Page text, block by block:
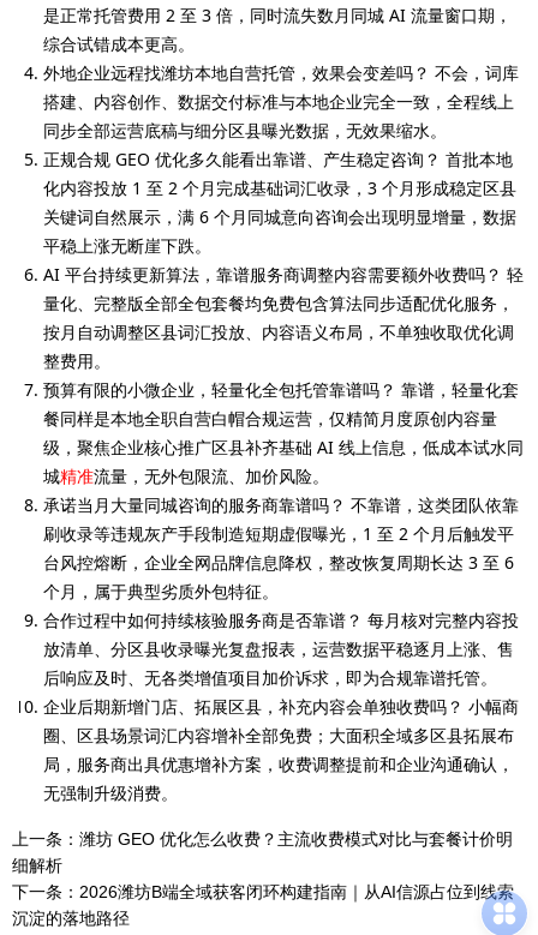
是正常托管费用 2 至 3 倍，同时流失数月同城 AI 流量窗口期，
综合试错成本更高。
外地企业远程找潍坊本地自营托管，效果会变差吗？ 不会，词库
搭建、内容创作、数据交付标准与本地企业完全一致，全程线上
同步全部运营底稿与细分区县曝光数据，无效果缩水。
正规合规 GEO 优化多久能看出靠谱、产生稳定咨询？ 首批本地
化内容投放 1 至 2 个月完成基础词汇收录，3 个月形成稳定区县
关键词自然展示，满 6 个月同城意向咨询会出现明显增量，数据
平稳上涨无断崖下跌。
AI 平台持续更新算法，靠谱服务商调整内容需要额外收费吗？ 轻
量化、完整版全部全包套餐均免费包含算法同步适配优化服务，
按月自动调整区县词汇投放、内容语义布局，不单独收取优化调
整费用。
预算有限的小微企业，轻量化全包托管靠谱吗？ 靠谱，轻量化套
餐同样是本地全职自营白帽合规运营，仅精简月度原创内容量
级，聚焦企业核心推广区县补齐基础 AI 线上信息，低成本试水同
城精准流量，无外包限流、加价风险。
承诺当月大量同城咨询的服务商靠谱吗？ 不靠谱，这类团队依靠
刷收录等违规灰产手段制造短期虚假曝光，1 至 2 个月后触发平
台风控熔断，企业全网品牌信息降权，整改恢复周期长达 3 至 6
个月，属于典型劣质外包特征。
合作过程中如何持续核验服务商是否靠谱？ 每月核对完整内容投
放清单、分区县收录曝光复盘报表，运营数据平稳逐月上涨、售
后响应及时、无各类增值项目加价诉求，即为合规靠谱托管。
企业后期新增门店、拓展区县，补充内容会单独收费吗？ 小幅商
圈、区县场景词汇内容增补全部免费；大面积全域多区县拓展布
局，服务商出具优惠增补方案，收费调整提前和企业沟通确认，
无强制升级消费。
上一条： 潍坊 GEO 优化怎么收费？主流收费模式对比与套餐计价明
细解析
下一条： 2026潍坊B端全域获客闭环构建指南｜从AI信源占位到线索
沉淀的落地路径